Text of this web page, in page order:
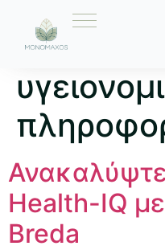
Ετικέτα:
Health-IQ
Breda